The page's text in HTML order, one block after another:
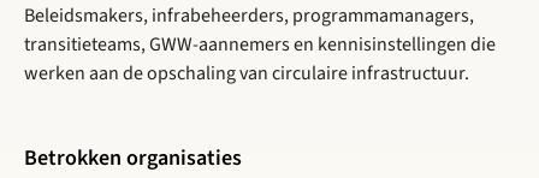
Beleidsmakers, infrabeheerders, programmamanagers,
transitieteams, GWW-aannemers en kennisinstellingen die
werken aan de opschaling van circulaire infrastructuur.
Betrokken organisaties